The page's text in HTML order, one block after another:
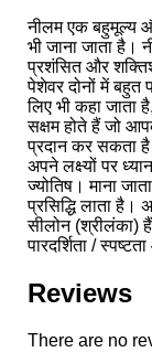
नीलम एक बहुमूल्य
भी जाना जाता
प्रशंसित और
पेशेवर दोनों में बहुत
लिए भी कहा जाता
सक्षम होते हैं जो
प्रदान कर सकता
अपने लक्ष्यों पर
ज्योतिष। माना
प्रसिद्धि लाता है।
सीलोन (श्रीलंका)
पारदर्शिता /
Reviews
There are no